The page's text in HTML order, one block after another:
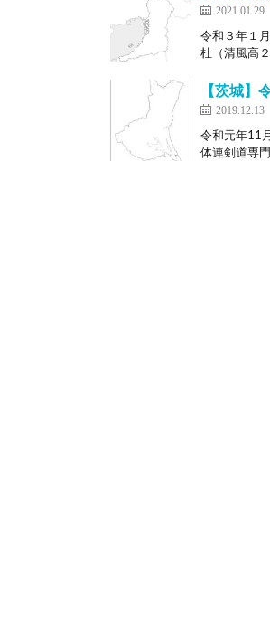
2021.01.29
令和３年１
杜（清風高
【茨城】
2019.12.13
令和元年11
体連剣道専